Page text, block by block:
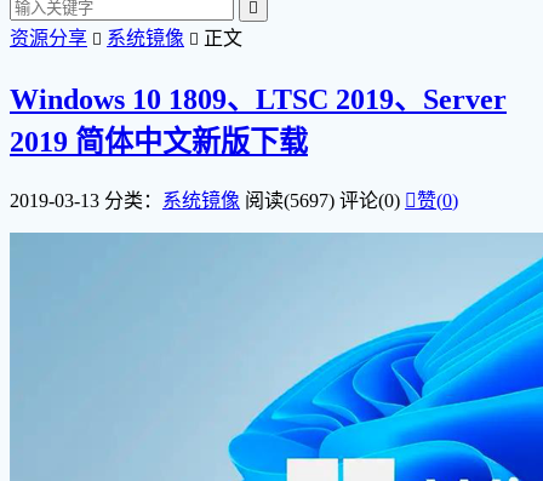

资源分享  系统镜像  正文
Windows 10 1809、LTSC 2019、Server
2019 简体中文新版下载
2019-03-13 分类： 系统镜像 阅读(5697) 评论(0) 赞(0)